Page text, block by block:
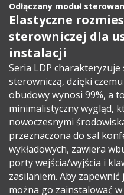
Odłączany moduł
Elastyczne
sterowniczej dla
instalacji
Seria LDP charakteryzuje
sterowniczą, dzięki
obudowy wynosi 99%, a
minimalistyczny wygląd,
nowoczesnymi
przeznaczona do sal
wykładowych, zawiera
porty wejścia/wyjścia i
zasilaniem. Aby
można go zainstalować